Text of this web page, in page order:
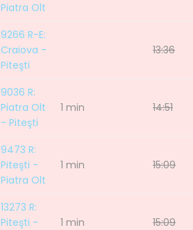
Piatra Olt
9266 R-E:
Craiova -
Piteşti
13:36
9036 R:
Piatra Olt
- Piteşti
1 min 14:51
9473 R:
Piteşti -
Piatra Olt
1 min 15:09
13273 R:
Piteşti -
1 min 15:09